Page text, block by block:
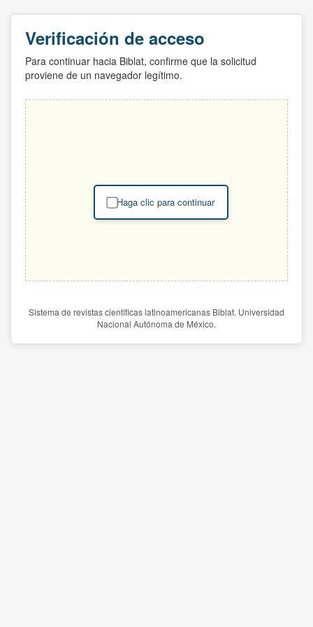
Verificación de acceso
Para continuar hacia Biblat, confirme que la solicitud
proviene de un navegador legítimo.
Haga clic para continuar
Sistema de revistas científicas latinoamericanas Biblat. Universidad
Nacional Autónoma de México.